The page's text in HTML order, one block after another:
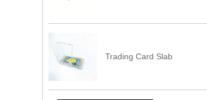
Trading Card Slab